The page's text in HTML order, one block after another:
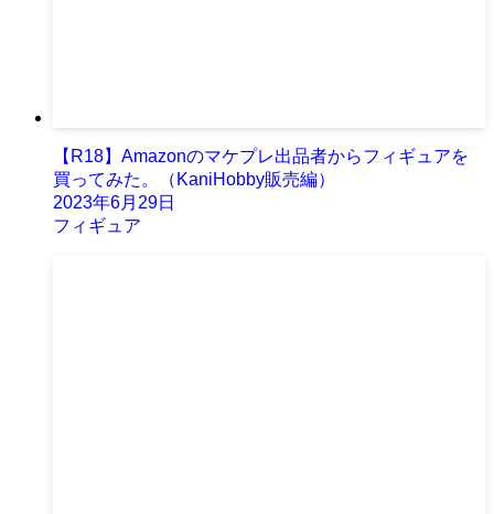
【R18】Amazonのマケプレ出品者からフィギュアを
買ってみた。（KaniHobby販売編）
2023年6月29日
フィギュア